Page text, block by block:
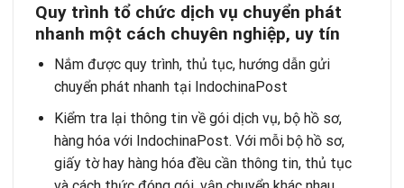
Quy trình tổ chức dịch vụ chuyển phát
nhanh một cách chuyên nghiệp, uy tín
Nắm được quy trình, thủ tục, hướng dẫn gửi
chuyển phát nhanh tại IndochinaPost
Kiểm tra lại thông tin về gói dịch vụ, bộ hồ sơ,
hàng hóa với IndochinaPost. Với mỗi bộ hồ sơ,
giấy tờ hay hàng hóa đều cần thông tin, thủ tục